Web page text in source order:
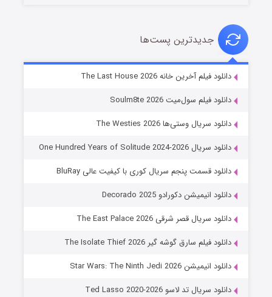
شوگر فصل ۲
خاندان اژدها فصل ۳
قسمت۶ (زیرنویس) منتشر شد
جدیدترین پست‌ها
دانلود فیلم آخرین خانه The Last House 2026
دانلود فیلم سول‌میت Soulm8te 2026
دانلود سریال وستی‌ها The Westies 2026
دانلود سریال One Hundred Years of Solitude 2024-2026
دانلود قسمت پنجم سریال کوری با کیفیت عالی BluRay
دانلود انیمیشن دکورادو Decorado 2025
دانلود سریال قصر شرقی The East Palace 2026
دانلود فیلم سارق گوشه گیر The Isolate Thief 2026
دانلود انیمیشن Star Wars: The Ninth Jedi 2026
دانلود سریال تد لاسو Ted Lasso 2020-2026